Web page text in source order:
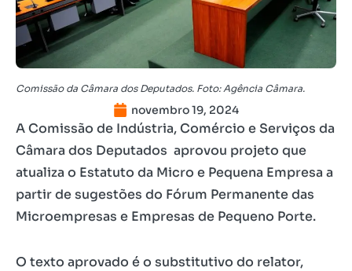
Comissão da Câmara dos Deputados. Foto: Agência Câmara.
novembro 19, 2024
A Comissão de Indústria, Comércio e Serviços da
Câmara dos Deputados aprovou projeto que
atualiza o Estatuto da Micro e Pequena Empresa a
partir de sugestões do Fórum Permanente das
Microempresas e Empresas de Pequeno Porte.
O texto aprovado é o substitutivo do relator,